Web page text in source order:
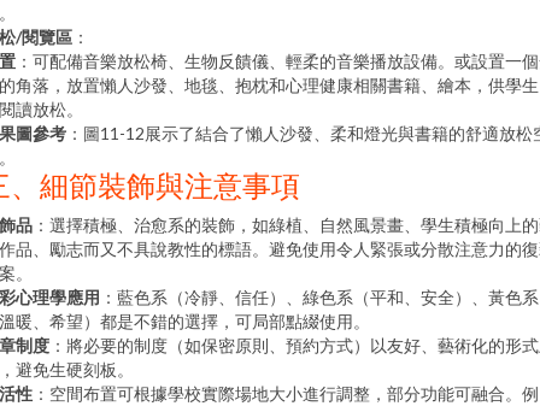
/閱覽區 ：
：可配備音樂放松椅、生物反饋儀、輕柔的音樂播放設備。或設置一
角落，放置懶人沙發、地毯、抱枕和心理健康相關書籍、繪本，供學
讀放松。
圖參考 ：圖11-12展示了結合了懶人沙發、柔和燈光與書籍的舒適放松
、細節裝飾與注意事項
品 ：選擇積極、治愈系的裝飾，如綠植、自然風景畫、學生積極向上
品、勵志而又不具說教性的標語。避免使用令人緊張或分散注意力的
。
心理學應用 ：藍色系（冷靜、信任）、綠色系（平和、安全）、黃色系
暖、希望）都是不錯的選擇，可局部點綴使用。
制度 ：將必要的制度（如保密原則、預約方式）以友好、藝術化的形
避免生硬刻板。
性 ：空間布置可根據學校實際場地大小進行調整，部分功能可融合。例